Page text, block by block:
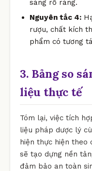
sàng rõ ràng.
Nguyên tắc 4:
rượu, chất kích
phẩm có tương
3. Bảng so
liệu thực tế
Tóm lại, việc tích
liệu pháp dược lý
hiện thực hiện theo
sẽ tạo dựng nền
đảm bảo an toàn